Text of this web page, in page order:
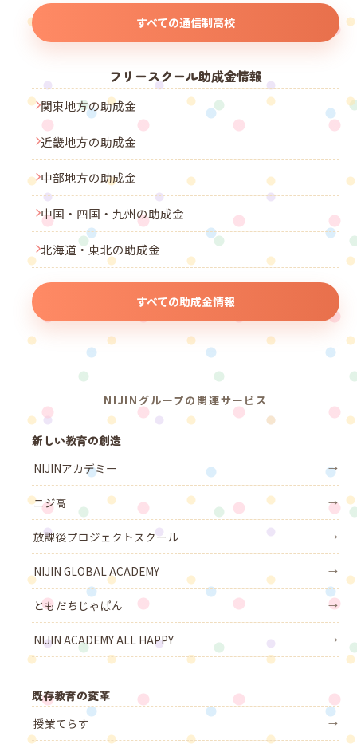
すべての通信制高校
フリースクール助成金情報
関東地方の助成金
近畿地方の助成金
中部地方の助成金
中国・四国・九州の助成金
北海道・東北の助成金
すべての助成金情報
NIJINグループの関連サービス
新しい教育の創造
NIJINアカデミー
→
ニジ高 →
放課後プロジェクトスクール →
NIJIN GLOBAL ACADEMY →
ともだちじゃぱん →
NIJIN ACADEMY ALL HAPPY →
既存教育の変革
授業てらす
→